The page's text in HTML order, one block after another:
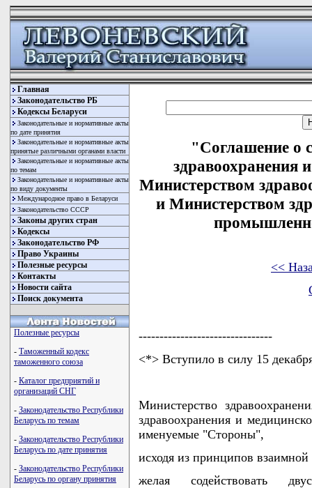
Главная
Законодательство РБ
Кодексы Беларуси
Законодательные и нормативные акты
по дате принятия
Законодательные и нормативные акты
принятые различными органами власти
Законодательные и нормативные акты
по темам
Законодательные и нормативные акты
по виду документы
Международное право в Беларуси
Законодательство СССР
Законы других стран
Кодексы
Законодательство РФ
Право Украины
Полезные ресурсы
Контакты
Новости сайта
Поиск документа
Полезные ресурсы
- Таможенный кодекс
таможенного союза
- Каталог предприятий и
организаций СНГ
- Законодательство Республики
Беларусь по темам
- Законодательство Республики
Беларусь по дате принятия
- Законодательство Республики
Беларусь по органу принятия
"Соглашение о
здравоохранения
Министерством
и Министерством
<<
--------------------------------
<*> Вступило в силу 15
Министерство
здравоохранения и
именуемые "Стороны",
исходя из принципов
желая содействовать